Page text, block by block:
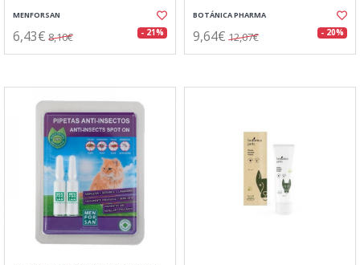
MENFORSAN
6,43€ 8,10€ - 21%
BOTÁNICA PHARMA
9,64€ 12,07€ - 20%